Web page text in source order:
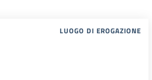
LUOGO DI EROGAZIONE